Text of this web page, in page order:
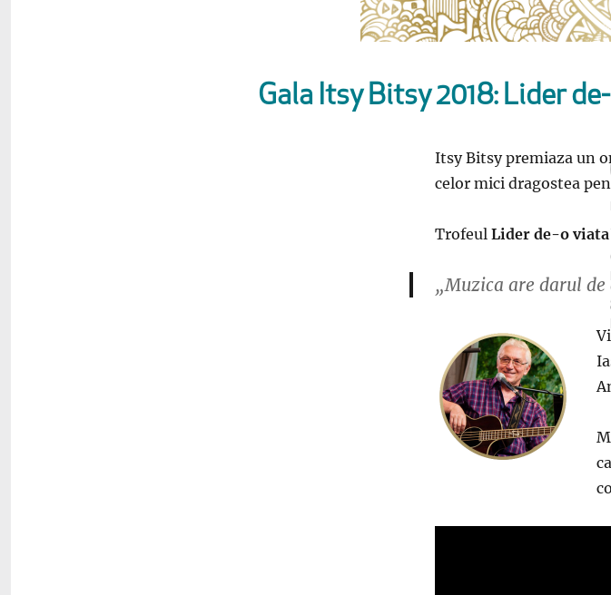
Gala Itsy Bitsy 2018: Lider
Itsy Bitsy premiaza un
celor mici dragostea
Trofeul Lider de-o
„Muzica are darul